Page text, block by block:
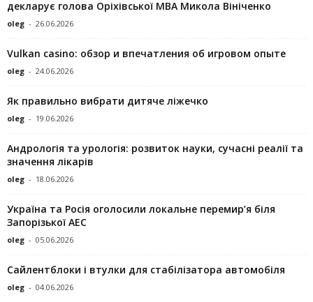
декларує голова Оріхівської МВА Микола Вініченко
oleg - 26.06.2026
Vulkan casino: обзор и впечатления об игровом опыте
oleg - 24.06.2026
Як правильно вибрати дитяче ліжечко
oleg - 19.06.2026
Андрологія та урологія: розвиток науки, сучасні реалії та
значення лікарів
oleg - 18.06.2026
Україна та Росія оголосили локальне перемир’я біля
Запорізької АЕС
oleg - 05.06.2026
Сайлентблоки і втулки для стабілізатора автомобіля
oleg - 04.06.2026